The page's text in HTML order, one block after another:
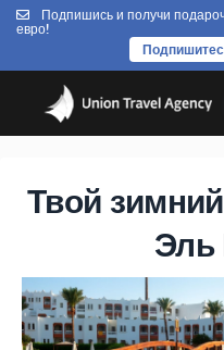
Подпишись и получи
евро!
Твой
Эль